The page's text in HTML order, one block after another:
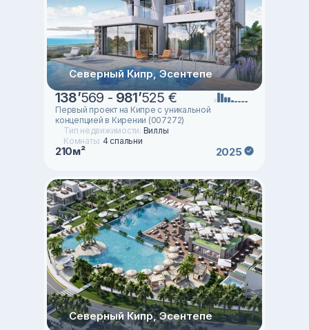
Северный Кипр, Эсентепе
138’569 - 981’525 €
Первый проект на Кипре с уникальной
концепцией в Кирении (007272)
Тип недвижимости: Виллы
Комнаты: 4 спальни
210м² 2025
Северный Кипр, Эсентепе